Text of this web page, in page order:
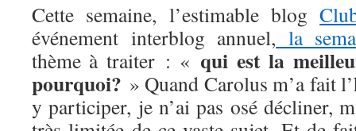
Cette semaine, l’estimable blog
événement interblog annuel, la
thème à traiter : « qui est la
pourquoi? » Quand Carolus m’a fait
y participer, je n’ai pas osé décliner,